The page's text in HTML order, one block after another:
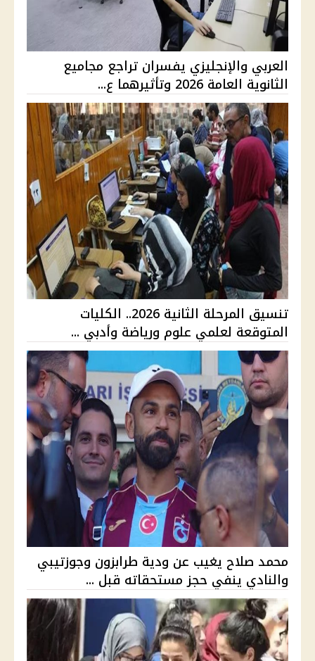
العربي والإنجليزي يفسران تراجع مجاميع
الثانوية العامة 2026 وتأثيرهما ع...
تنسيق المرحلة الثانية 2026.. الكليات
المتوقعة لعلمي علوم ورياضة وأدبي ...
محمد صلاح يغيب عن ودية طرابزون وجوزتيبي
والنادي ينفي حجز مستحقاته قبل ...